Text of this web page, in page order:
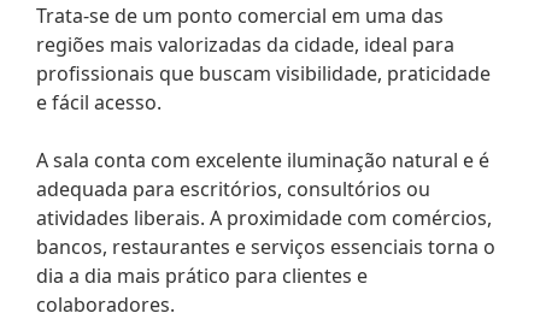
Trata-se de um ponto comercial em uma das
regiões mais valorizadas da cidade, ideal para
profissionais que buscam visibilidade, praticidade
e fácil acesso.
A sala conta com excelente iluminação natural e é
adequada para escritórios, consultórios ou
atividades liberais. A proximidade com comércios,
bancos, restaurantes e serviços essenciais torna o
dia a dia mais prático para clientes e
colaboradores.